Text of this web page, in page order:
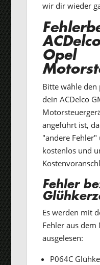
wir dir wieder
Opel
Bitte wähle den
dein ACDelco
angeführt ist,
"andere
kostenlos und
Fehler
Es werden mit
Fehler aus
ausgelesen:
P064C